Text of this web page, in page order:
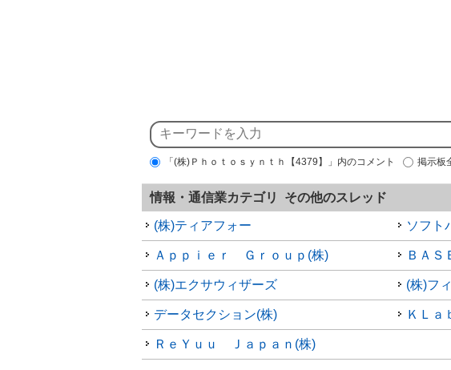
「(株)Ｐｈｏｔｏｓｙｎｔｈ【4379】」内のコメント 掲示板
情報・通信業カテゴリ その他のスレッド
(株)ティアフォー ソフト
Ａｐｐｉｅｒ Ｇｒｏｕｐ(株) ＢＡＳ
(株)エクサウィザーズ (株)フ
データセクション(株) ＫＬａ
ＲｅＹｕｕ Ｊａｐａｎ(株)